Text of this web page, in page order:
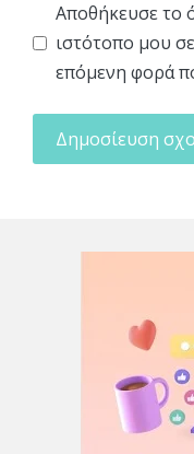
Αποθήκευσε το
ιστότοπο μου
επόμενη φορά